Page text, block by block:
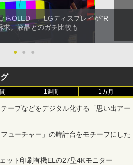
らOLED」、LGディスプレイが“R
求。液晶とのガチ比較も
● ● ●
1週間 1カ月
ープなどをデジタル化する「思い出アー
フューチャー」の時計台をモチーフにした
ット印刷有機ELの27型4Kモニター